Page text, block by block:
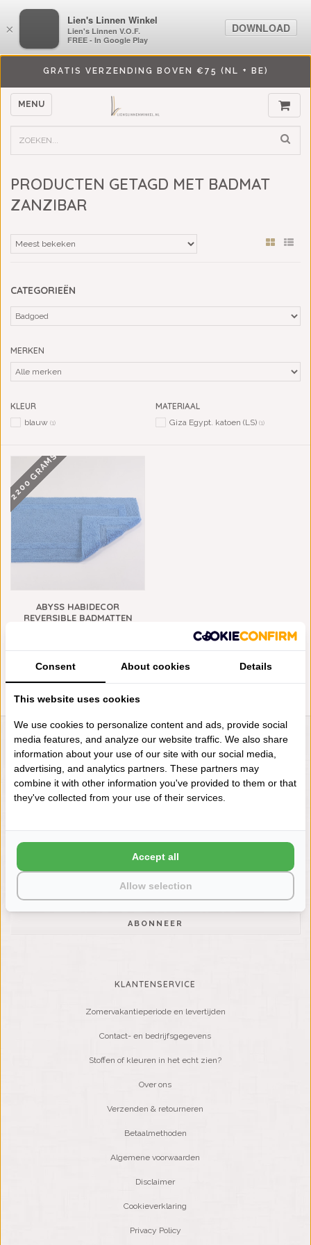
GRATIS VERZENDING BOVEN €75 (NL + BE)
MENU
PRODUCTEN GETAGD MET BADMAT
ZANZIBAR
CATEGORIEËN
MERKEN
KLEUR
blauw (1)
MATERIAAL
Giza Egypt. katoen (LS) (1)
2200 GRAMS
ABYSS HABIDECOR
REVERSIBLE BADMATTEN
€148,00
LIENSLINNENWINKEL.NL
VRAGEN? BEL DAN
+31 (0) 575 511817
NIEUWSBRIEF
Wilt u op de hoogte blijven?
ABONNEER
KLANTENSERVICE
Zomervakantieperiode en levertijden
Contact- en bedrijfsgegevens
Stoffen of kleuren in het echt zien?
Over ons
Verzenden & retourneren
Betaalmethoden
Algemene voorwaarden
Disclaimer
Cookieverklaring
Privacy Policy
×
LiensLinnenwinkel.nl
Lien's Linnen V.O.F.
FREE - In Google Play
DOWNLOAD
Consent About cookies Details
This website uses cookies
We use cookies to personalize content and ads, provide social
media features, and analyze our website traffic. We also share
information about your use of our site with our social media,
advertising, and analytics partners. These partners may
combine it with other information you've provided to them or that
they've collected from your use of their services.
Allow selection
Accept all
×
Lien's Linnen Winkel
Lien's Linnen V.O.F.
FREE - In Google Play
DOWNLOAD